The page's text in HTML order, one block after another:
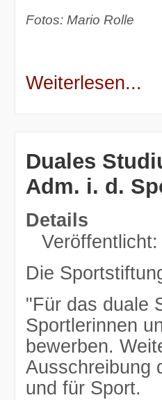
Fotos: Mario Rolle
Weiterlesen...
Duales
Adm. i. d.
Details
Die
"Für das duale
Sportlerinnen
bewerben.
Ausschreibung
und für Sport.